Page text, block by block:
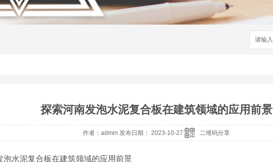
探索河南发泡水泥复合板在建筑领域的应用前景
作者：admin 发布日期： 2023-10-27 二维码分享
泡水泥复合板在建筑领域的应用前景